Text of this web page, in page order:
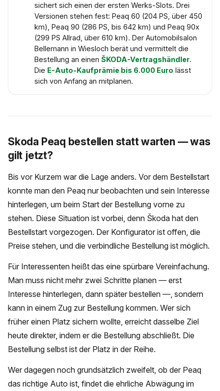
sichert sich einen der ersten Werks-Slots. Drei
Versionen stehen fest: Peaq 60 (204 PS, über 450
km), Peaq 90 (286 PS, bis 642 km) und Peaq 90x
(299 PS Allrad, über 610 km). Der Automobilsalon
Bellemann in Wiesloch berät und vermittelt die
Bestellung an einen ŠKODA-Vertragshändler.
Die E-Auto-Kaufprämie bis 6.000 Euro lässt
sich von Anfang an mitplanen.
Skoda Peaq bestellen statt warten — was
gilt jetzt?
Bis vor Kurzem war die Lage anders. Vor dem Bestellstart
konnte man den Peaq nur beobachten und sein Interesse
hinterlegen, um beim Start der Bestellung vorne zu
stehen. Diese Situation ist vorbei, denn Škoda hat den
Bestellstart vorgezogen. Der Konfigurator ist offen, die
Preise stehen, und die verbindliche Bestellung ist möglich.
Für Interessenten heißt das eine spürbare Vereinfachung.
Man muss nicht mehr zwei Schritte planen — erst
Interesse hinterlegen, dann später bestellen —, sondern
kann in einem Zug zur Bestellung kommen. Wer sich
früher einen Platz sichern wollte, erreicht dasselbe Ziel
heute direkter, indem er die Bestellung abschließt. Die
Bestellung selbst ist der Platz in der Reihe.
Wer dagegen noch grundsätzlich zweifelt, ob der Peaq
das richtige Auto ist, findet die ehrliche Abwägung im